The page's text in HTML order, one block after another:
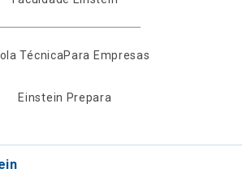
TécnicaPara Empresas
Einstein Prepara